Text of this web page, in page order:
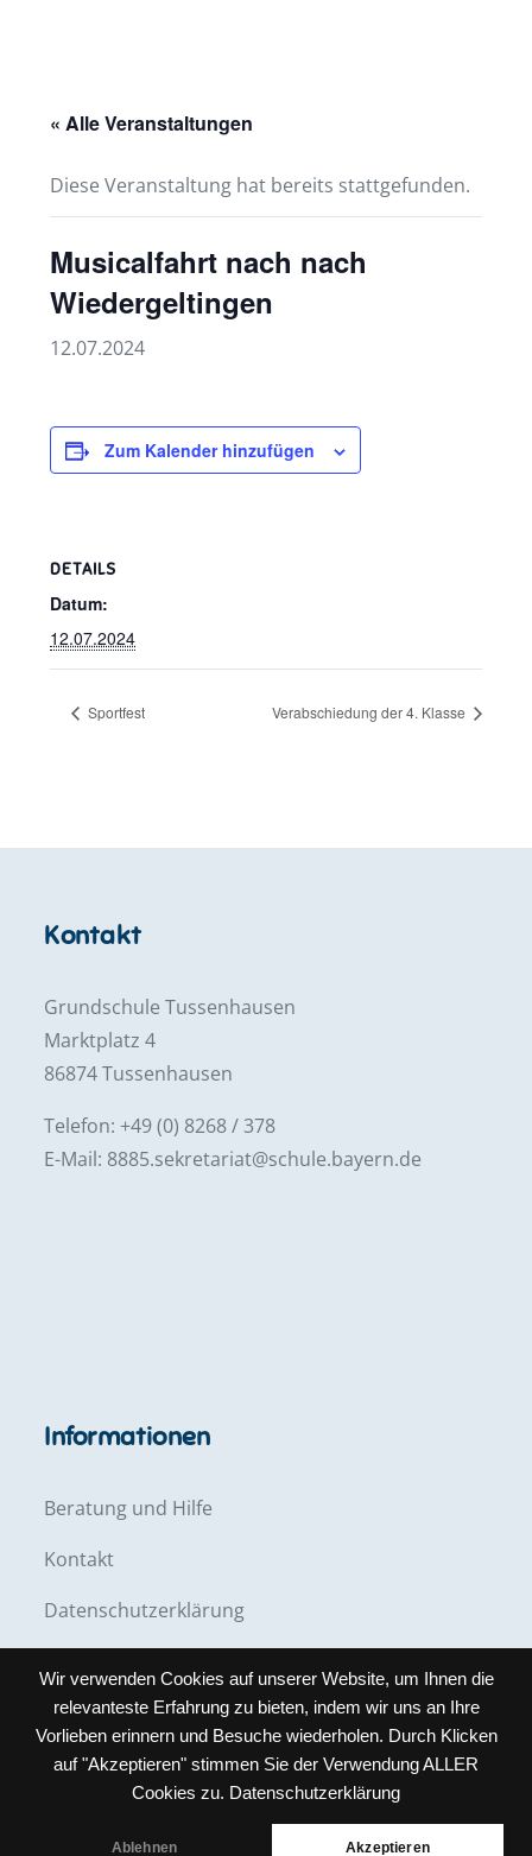
Wir verwenden Cookies auf unserer Website, um Ihnen die
relevanteste Erfahrung zu bieten, indem wir uns an Ihre
Vorlieben erinnern und Besuche wiederholen. Durch Klicken
auf "Akzeptieren" stimmen Sie der Verwendung ALLER
Cookies zu. Datenschutzerklärung
Ablehnen Akzeptieren
« Alle Veranstaltungen
Diese Veranstaltung hat bereits stattgefunden.
Musicalfahrt nach nach
Wiedergeltingen
12.07.2024
Zum Kalender hinzufügen
DETAILS
Datum:
12.07.2024
Sportfest Verabschiedung der 4. Klasse
Kontakt
Grundschule Tussenhausen
Marktplatz 4
86874 Tussenhausen
Telefon: +49 (0) 8268 / 378
E-Mail: 8885.sekretariat@schule.bayern.de
Informationen
Beratung und Hilfe
Kontakt
Datenschutzerklärung
Copyright © All rights reserved. Theme Creativ